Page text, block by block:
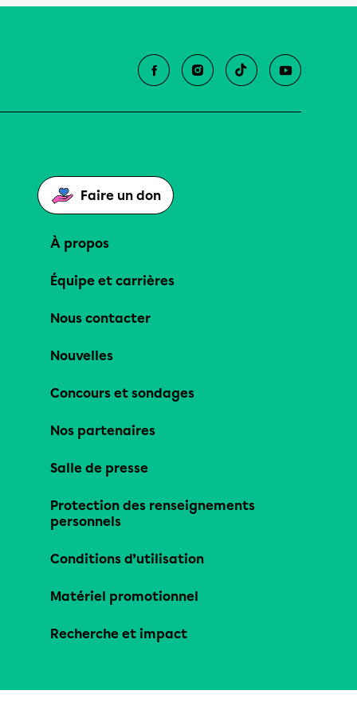
Faire un don
À propos
Équipe et carrières
Nous contacter
Nouvelles
Concours et sondages
Nos partenaires
Salle de presse
Protection des renseignements
personnels
Conditions d’utilisation
Matériel promotionnel
Recherche et impact